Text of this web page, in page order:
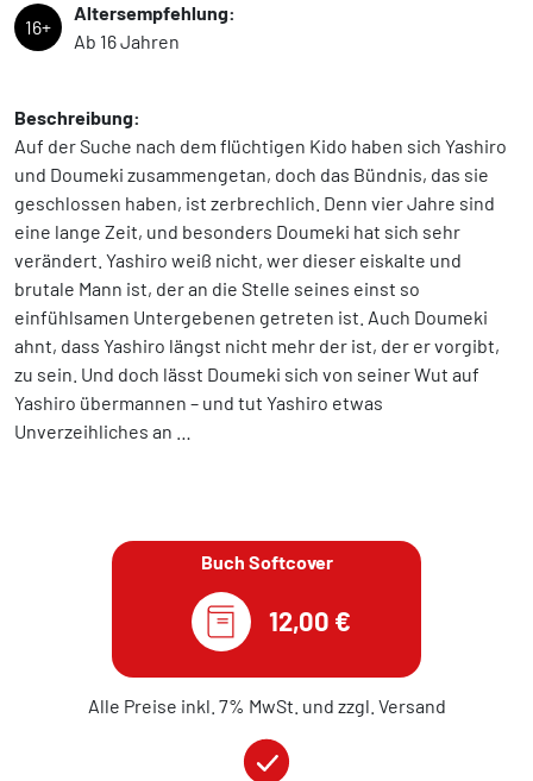
16+
Altersempfehlung:
Ab 16 Jahren
Beschreibung:
Auf der Suche nach dem flüchtigen Kido haben sich Yashiro
und Doumeki zusammengetan, doch das Bündnis, das sie
geschlossen haben, ist zerbrechlich. Denn vier Jahre sind
eine lange Zeit, und besonders Doumeki hat sich sehr
verändert. Yashiro weiß nicht, wer dieser eiskalte und
brutale Mann ist, der an die Stelle seines einst so
einfühlsamen Untergebenen getreten ist. Auch Doumeki
ahnt, dass Yashiro längst nicht mehr der ist, der er vorgibt,
zu sein. Und doch lässt Doumeki sich von seiner Wut auf
Yashiro übermannen – und tut Yashiro etwas
Unverzeihliches an …
Buch Softcover
12,00 €
Alle Preise inkl. 7% MwSt. und zzgl. Versand